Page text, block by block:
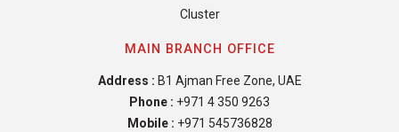
Cluster
MAIN BRANCH OFFICE
Address : B1 Ajman Free Zone, UAE
Phone : +971 4 350 9263
Mobile : +971 545736828